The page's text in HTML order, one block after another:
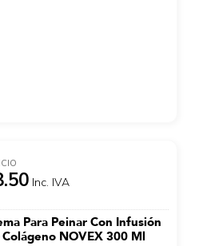
Inc. IVA
Para Peinar Con Infusión
Colágeno NOVEX 300 Ml